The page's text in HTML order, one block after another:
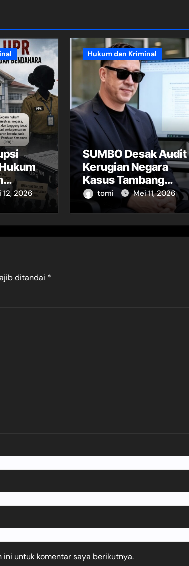
12, 2026
Hukum dan Kriminal
SUMBO Desak Audit
Kerugian Negara
Kasus Tambang
Ilegal PT AKT Dibuka
ke Publik
tomi Mei 11, 2026
ditandai *
ini untuk komentar saya berikutnya.